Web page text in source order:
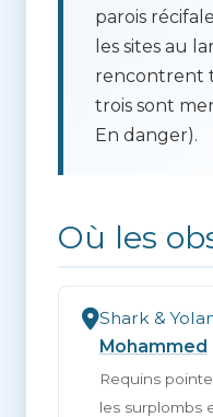
parois
les sites au
rencontrent
trois sont
En danger).
Où les
Shark &
Mohammed
Requins
les surplombs